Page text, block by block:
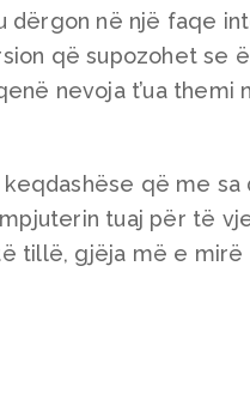
dërgon në një faqe
që supozohet se
nevoja t’ua
që me sa
tuaj për të
tillë, gjëja më e